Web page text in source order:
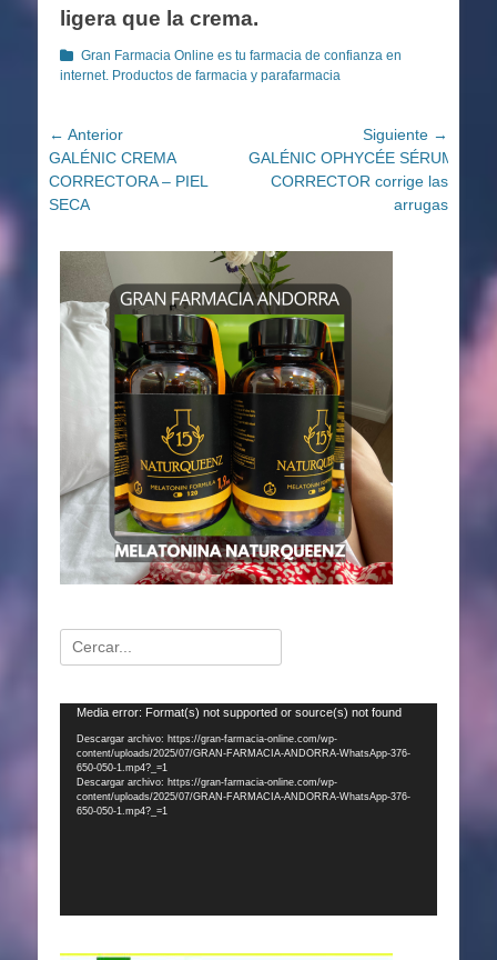
ligera que la crema.
Categorías
Gran Farmacia Online es tu farmacia de confianza en
internet. Productos de farmacia y parafarmacia
Navegación
de
entradas
← Anterior
Entrada
anterior:
GALÉNIC CREMA
CORRECTORA – PIEL
SECA
Siguiente →
Entrada
siguiente:
GALÉNIC OPHYCÉE SÉRUM
CORRECTOR corrige las
arrugas
Buscar:
Reproductor
vídeo
Media error: Format(s) not supported or source(s) not found
Descargar archivo: https://gran-farmacia-online.com/wp-
content/uploads/2025/07/GRAN-FARMACIA-ANDORRA-WhatsApp-376-
650-050-1.mp4?_=1
Descargar archivo: https://gran-farmacia-online.com/wp-
content/uploads/2025/07/GRAN-FARMACIA-ANDORRA-WhatsApp-376-
650-050-1.mp4?_=1